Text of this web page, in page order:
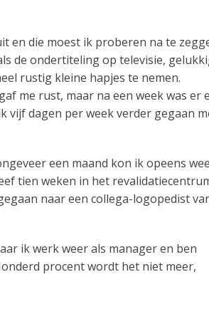
en die moest ik proberen na te
de ondertiteling op televisie,
rustig kleine hapjes te nemen.
me rust, maar na een week was er
vijf dagen per week verder gegaan
een maand kon ik opeens
tien weken in het
naar een collega-logopedist
ik werk weer als manager en ben
procent wordt het niet meer,